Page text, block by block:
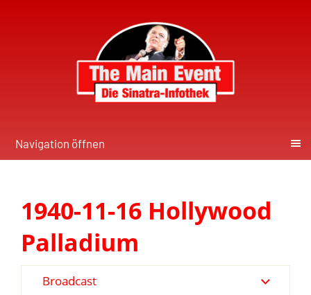
Navigation öffnen
1940-11-16 Hollywood
Palladium
Broadcast